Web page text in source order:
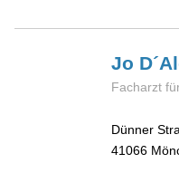
Jo
Facharzt
Dünner
41066